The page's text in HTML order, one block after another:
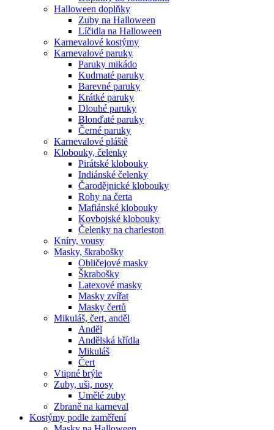
Halloween doplňky
Zuby na Halloween
Líčidla na Halloween
Karnevalové kostýmy
Karnevalové paruky
Paruky mikádo
Kudrnaté paruky
Barevné paruky
Krátké paruky
Dlouhé paruky
Blonďaté paruky
Černé paruky
Karnevalové pláště
Klobouky, čelenky
Pirátské klobouky
Indiánské čelenky
Čarodějnické klobouky
Rohy na čerta
Mafiánské klobouky
Kovbojské klobouky
Čelenky na charleston
Kníry, vousy
Masky, škrabošky
Obličejové masky
Škrabošky
Latexové masky
Masky zvířat
Masky čertů
Mikuláš, čert, anděl
Anděl
Andělská křídla
Mikuláš
Čert
Vtipné brýle
Zuby, uši, nosy
Umělé zuby
Zbraně na karneval
Kostýmy podle zaměření